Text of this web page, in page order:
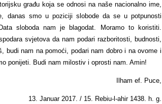
građu koja se odnosi na naše nacionalno ime,
danas smo u poziciji slobode da se u potpunosti
sloboda nam je blagodat. Moramo to koristiti.
svjetova da nam podari razboritosti, budnosti,
budi nam na pomoći, podari nam dobro i na ovome i
ponijeti. Budi nam milostiv i oprosti nam. Amin!
Ilham ef. Puce,
13. Januar 2017. / 15. Rebiu-l-ahir 1438. h. g.